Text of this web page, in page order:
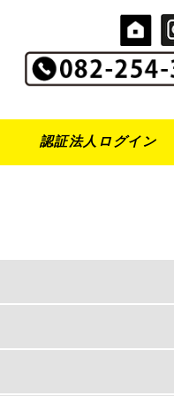
認証法人ログイン